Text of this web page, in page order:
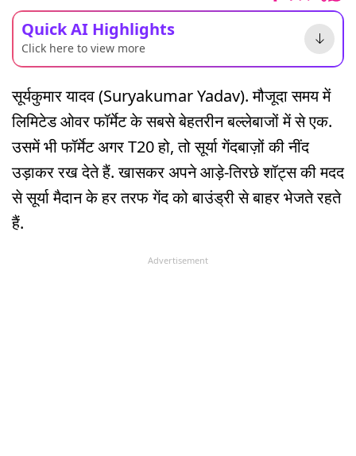
Quick AI Highlights
Click here to view more
सूर्यकुमार यादव (Suryakumar Yadav). मौजूदा समय में
लिमिटेड ओवर फॉर्मेट के सबसे बेहतरीन बल्लेबाजों में से एक.
उसमें भी फॉर्मेट अगर T20 हो, तो सूर्या गेंदबाज़ों की नींद
उड़ाकर रख देते हैं. खासकर अपने आड़े-तिरछे शॉट्स की मदद
से सूर्या मैदान के हर तरफ गेंद को बाउंड्री से बाहर भेजते रहते
हैं.
Advertisement